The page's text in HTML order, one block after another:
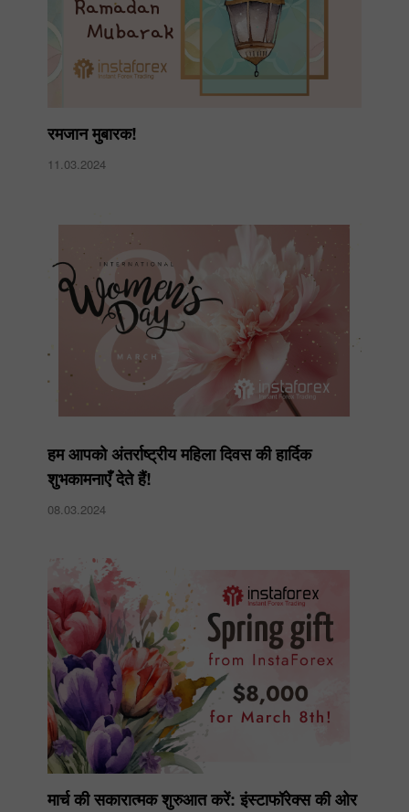
रमजान मुबारक!
11.03.2024
हम आपको अंतर्राष्ट्रीय महिला दिवस की हार्दिक
शुभकामनाएँ देते हैं!
08.03.2024
मार्च की सकारात्मक शुरुआत करें: इंस्टाफॉरेक्स की ओर